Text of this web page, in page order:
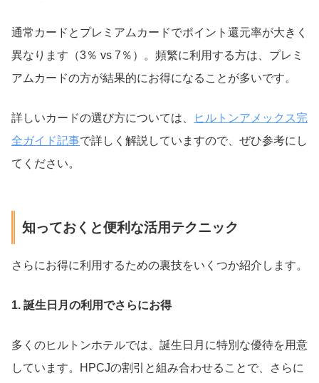
通常カードとプレミアムカードでポイント還元率が大きく
異なります（3％ vs 7％）。頻繁に利用する方は、プレミ
アムカードの方が結果的にお得になることが多いです。
詳しいカードの選び方については、
ヒルトンアメックス完
全ガイド記事で詳しく解説していますので、ぜひ参考にし
てください。
知っておくと便利な活用テクニック
さらにお得に利用するための裏技をいくつか紹介します。
1. 誕生日月の利用でさらにお得
多くのヒルトンホテルでは、誕生日月に特別な優待を用意
しています。HPCJの割引と組み合わせることで、さらに